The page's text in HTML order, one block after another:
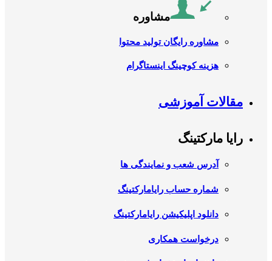
مشاوره
مشاوره رایگان تولید محتوا
هزینه کوچینگ اینستاگرام
مقالات آموزشی
رایا مارکتینگ
آدرس شعب و نمایندگی ها
شماره حساب رایامارکتینگ
دانلود اپلیکیشن رایامارکتینگ
درخواست همکاری